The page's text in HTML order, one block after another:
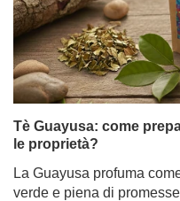
Tè Guayusa: come
le proprietà?
La Guayusa profuma
verde e piena di